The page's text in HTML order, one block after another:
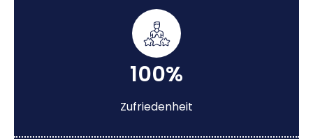
100%
Zufriedenheit